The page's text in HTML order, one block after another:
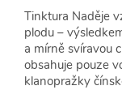
Tinktura Naděje
plodu –
a mírně svíravou
obsahuje pouze
klanopražky